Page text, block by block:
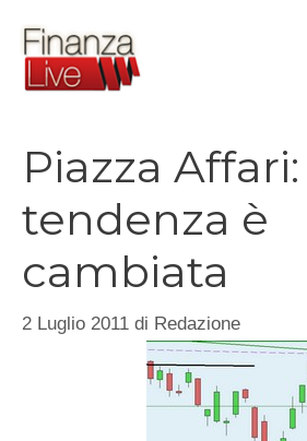
contenuto
Piazza Affari:
tendenza è
cambiata
2 Luglio 2011 di Redazione